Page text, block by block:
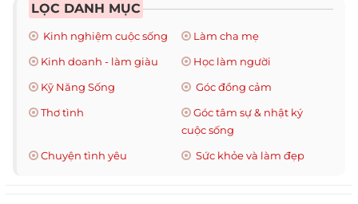
LỌC DANH MỤC
Kinh nghiệm cuộc sống
Làm cha mẹ
Kinh doanh - làm giàu
Học làm người
Kỹ Năng Sống
Góc đồng cảm
Thơ tình
Góc tâm sự & nhật ký
cuộc sống
Chuyện tình yêu
Sức khỏe và làm đẹp